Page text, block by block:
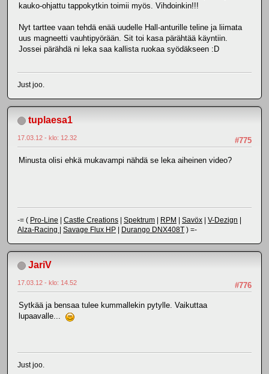
kauko-ohjattu tappokytkin toimii myös. Vihdoinkin!!!
Nyt tarttee vaan tehdä enää uudelle Hall-anturille teline ja liimata
uus magneetti vauhtipyörään. Sit toi kasa pärähtää käyntiin.
Jossei pärähdä ni leka saa kallista ruokaa syödäkseen :D
Just joo.
tuplaesa1
#775
17.03.12 - klo: 12.32
Minusta olisi ehkä mukavampi nähdä se leka aiheinen video?
-= ( Pro-Line | Castle Creations | Spektrum | RPM | Savöx | V-Dezign |
Alza-Racing | Savage Flux HP | Durango DNX408T ) =-
JariV
#776
17.03.12 - klo: 14.52
Sytkää ja bensaa tulee kummallekin pytylle. Vaikuttaa
lupaavalle...
Just joo.